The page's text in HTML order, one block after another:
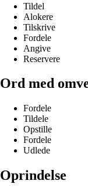
Tildel
Alokere
Tilskrive
Fordele
Angive
Reservere
Ord med
Fordele
Tildele
Opstille
Fordele
Udlede
Oprindelse